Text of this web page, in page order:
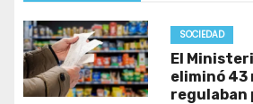
SOCIEDAD
El
eliminó 43
regulaban